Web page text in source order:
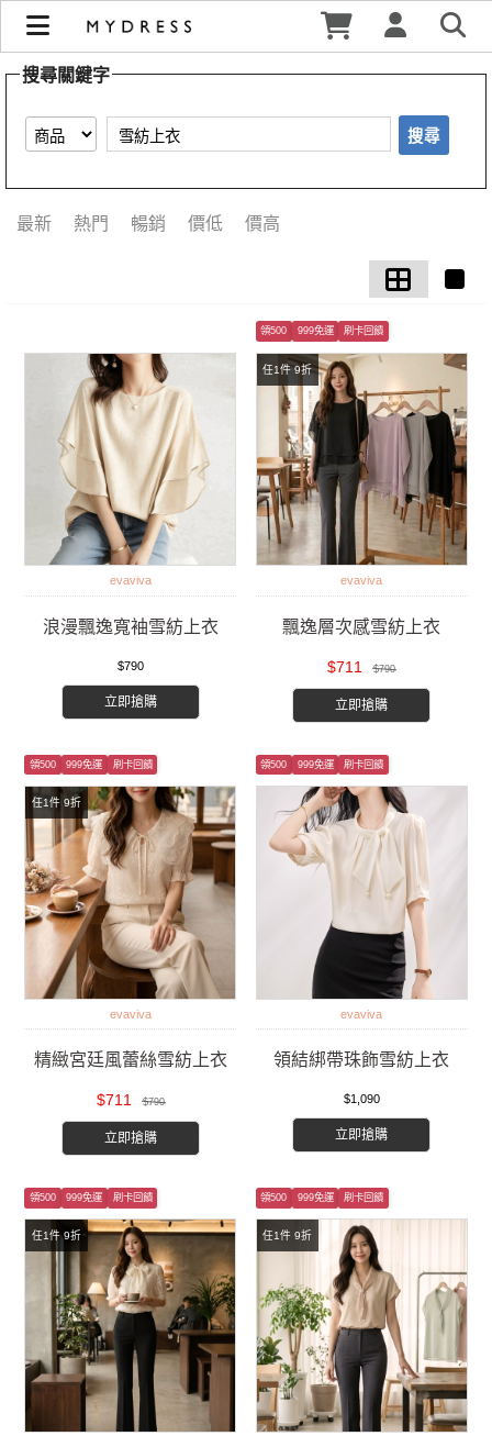
【雪紡上衣】搜尋結果 | MYDRESS 時裳韓風
搜尋關鍵字
搜尋
最新 熱門 暢銷 價低 價高
evaviva
浪漫飄逸寬袖雪紡上衣
$790
立即搶購
任1件 9折
領500 999免運 刷卡回饋
evaviva
飄逸層次感雪紡上衣
$711 $790
立即搶購
任1件 9折
領500 999免運 刷卡回饋
evaviva
精緻宮廷風蕾絲雪紡上衣
$711 $790
立即搶購
領500 999免運 刷卡回饋
evaviva
領結綁帶珠飾雪紡上衣
$1,090
立即搶購
任1件 9折
領500 999免運 刷卡回饋
任1件 9折
領500 999免運 刷卡回饋